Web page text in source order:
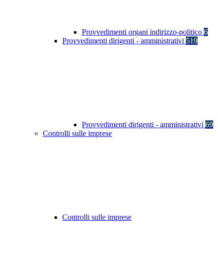
Provvedimenti organi indirizzo-politico 6
Provvedimenti dirigenti - amministrativi 519
Provvedimenti dirigenti - amministrativi 69
Controlli sulle imprese
Controlli sulle imprese